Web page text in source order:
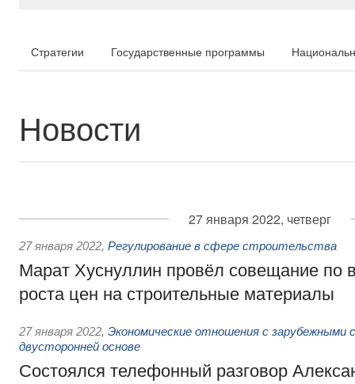
Стратегии Государственные программы
Новости
27 января 2022, четверг
27 января 2022, Регулирование в сфере строительства
Марат Хуснуллин провёл совещание по
роста цен на строительные материалы
27 января 2022, Экономические отношения с зарубежными
двусторонней основе
Состоялся телефонный разговор